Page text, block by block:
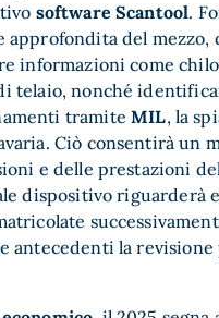
software Scantool.
approfondita del mezzo,
informazioni come
telaio, nonché
tramiteMIL, la
Ciò consentirà un
e delle prestazioni
dispositivo riguarderà
antecedenti la revisione